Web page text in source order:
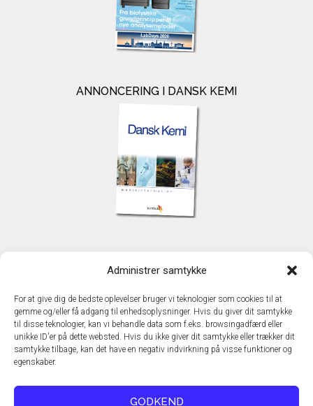
Administrer samtykke
For at give dig de bedste oplevelser bruger vi teknologier som cookies til at
gemme og/eller få adgang til enhedsoplysninger. Hvis du giver dit samtykke
til disse teknologier, kan vi behandle data som f.eks. browsingadfærd eller
unikke ID'er på dette websted. Hvis du ikke giver dit samtykke eller trækker dit
samtykke tilbage, kan det have en negativ indvirkning på visse funktioner og
egenskaber.
GODKEND
ANNONCERING I DANSK KEMI
TechMedia A/S
DK - 2600 Glostrup
www.techmedia.dk
Telefon: +45 43 24 26 28
E-mail:info@techmedia.dk